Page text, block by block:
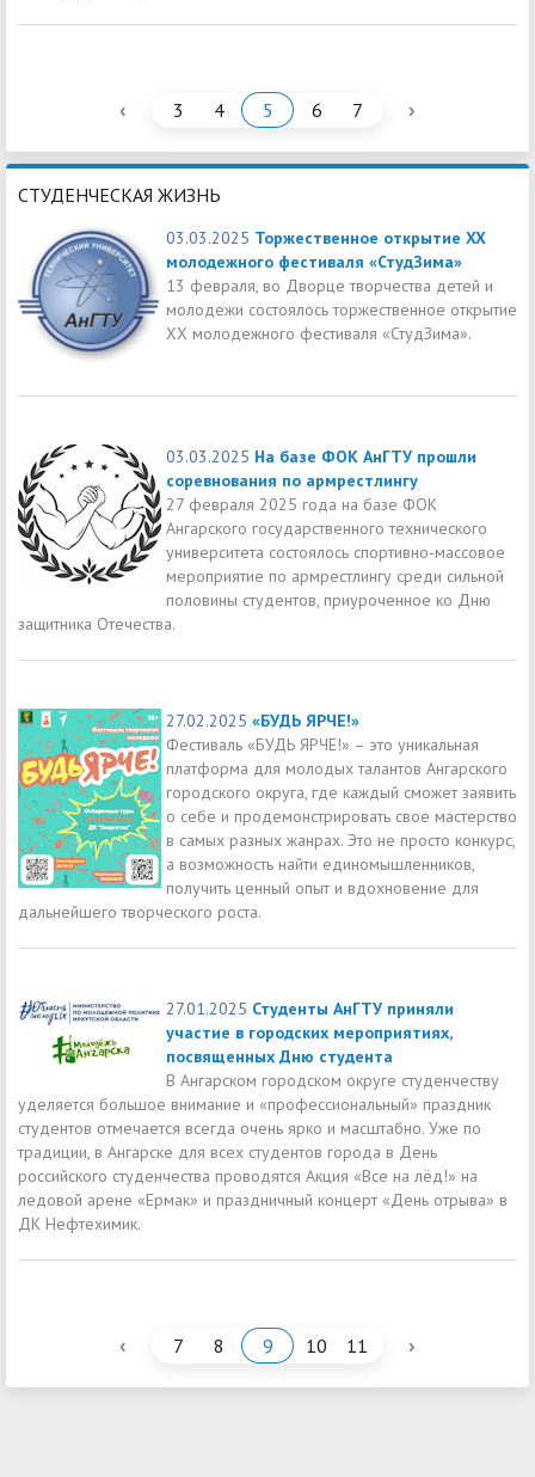
‹ 3 4 5 6 7 ›
СТУДЕНЧЕСКАЯ ЖИЗНЬ
03.03.2025 Торжественное открытие XX
молодежного фестиваля «СтудЗима»
13 февраля, во Дворце творчества детей и
молодежи состоялось торжественное открытие
XX молодежного фестиваля «СтудЗима».
03.03.2025 На базе ФОК АнГТУ прошли
соревнования по армрестлингу
27 февраля 2025 года на базе ФОК
Ангарского государственного технического
университета состоялось спортивно-массовое
мероприятие по армрестлингу среди сильной
половины студентов, приуроченное ко Дню
защитника Отечества.
27.02.2025 «БУДЬ ЯРЧЕ!»
Фестиваль «БУДЬ ЯРЧЕ!» – это уникальная
платформа для молодых талантов Ангарского
городского округа, где каждый сможет заявить
о себе и продемонстрировать свое мастерство
в самых разных жанрах. Это не просто конкурс,
а возможность найти единомышленников,
получить ценный опыт и вдохновение для
дальнейшего творческого роста.
27.01.2025 Студенты АнГТУ приняли
участие в городских мероприятиях,
посвященных Дню студента
В Ангарском городском округе студенчеству
уделяется большое внимание и «профессиональный» праздник
студентов отмечается всегда очень ярко и масштабно. Уже по
традиции, в Ангарске для всех студентов города в День
российского студенчества проводятся Акция «Все на лёд!» на
ледовой арене «Ермак» и праздничный концерт «День отрыва» в
ДК Нефтехимик.
‹ 7 8 9 10 11 ›